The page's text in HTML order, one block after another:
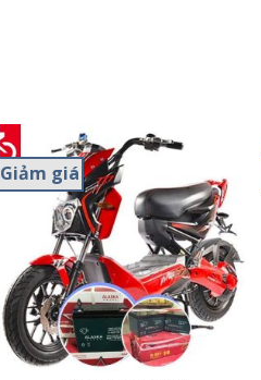
Giảm giá